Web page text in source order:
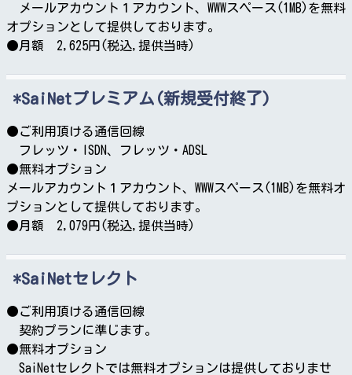
メールアカウント１アカウント、WWWスペース(1MB)を無料
オプションとして提供しております。
●月額 2,625円(税込,提供当時)
SaiNetプレミアム(新規受付終了)
●ご利用頂ける通信回線
フレッツ・ISDN、フレッツ・ADSL
●無料オプション
メールアカウント１アカウント、WWWスペース(1MB)を無料オ
プションとして提供しております。
●月額 2,079円(税込,提供当時)
SaiNetセレクト
●ご利用頂ける通信回線
契約プランに準じます。
●無料オプション
SaiNetセレクトでは無料オプションは提供しておりませ